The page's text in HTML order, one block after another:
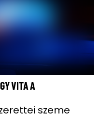
VITA A
szeme